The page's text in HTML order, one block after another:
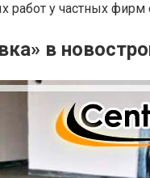
работ у частных фирм
в